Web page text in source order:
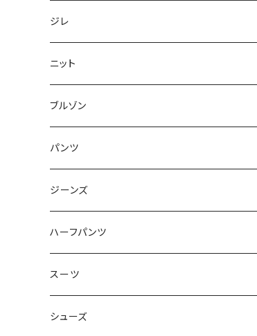
50/XL～
48/L
50/XL～
46/M
48/L
50/XL～
～44/S
46/M
48/L
50/XL～
ジレ
～44/S
46/M
48/L
50/XL～
ニット
～44/S
46/M
48/L
50/XL～
ブルゾン
～44/S
46/M
48/L
50/XL～
パンツ
～44/S
46/M
48/L
50/XL～
ジーンズ
～44/S
46/M
48/L
ハーフパンツ
～44/S
46/M
スーツ
～44/S
シューズ